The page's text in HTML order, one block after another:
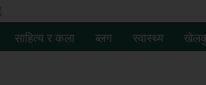
साहित्य र कला ब्लग स्वास्थ्य